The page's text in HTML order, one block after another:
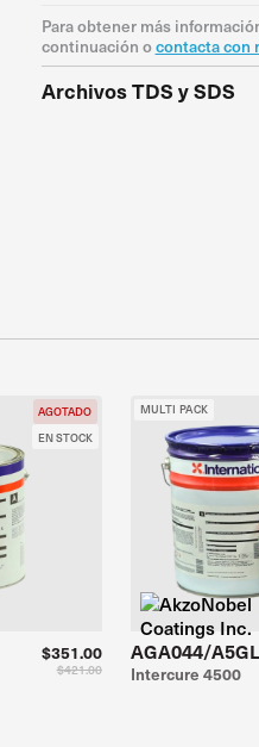
Para obtener más
continuación ocontacta con
Archivos TDS y SDS
AGOTADO
EN STOCK
$421.00
$351.00
MULTI PACK
AGA044/A5GL
Intercure 4500